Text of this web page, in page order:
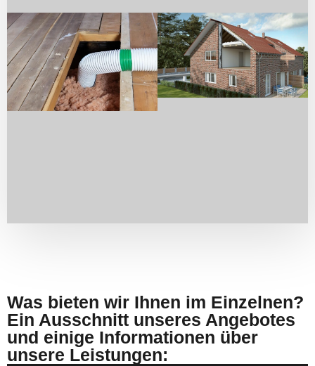
Was bieten wir Ihnen im Einzelnen?
Ein Ausschnitt unseres Angebotes
und einige Informationen über
unsere Leistungen: